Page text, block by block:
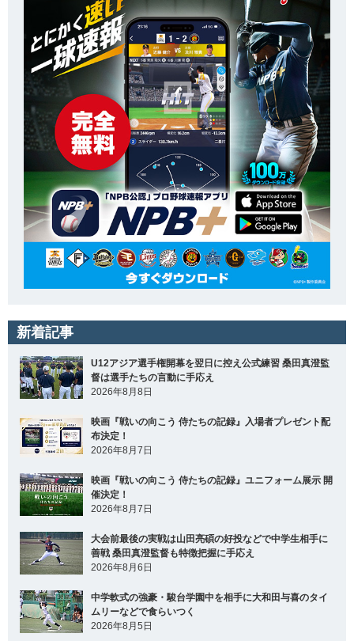
新着記事
U12アジア選手権開幕を翌日に控え公式練習 桑田真澄監
督は選手たちの言動に手応え
2026年8月8日
映画『戦いの向こう 侍たちの記録』入場者プレゼント配
布決定！
2026年8月7日
映画『戦いの向こう 侍たちの記録』ユニフォーム展示 開
催決定！
2026年8月7日
大会前最後の実戦は山田亮碩の好投などで中学生相手に
善戦 桑田真澄監督も特徴把握に手応え
2026年8月6日
中学軟式の強豪・駿台学園中を相手に大和田与喜のタイ
ムリーなどで食らいつく
2026年8月5日